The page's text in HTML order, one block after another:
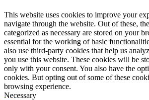
This website uses cookies to improve your
navigate through the website. Out of these,
categorized as necessary are stored on your
essential for the working of basic
also use third-party cookies that help us
you use this website. These cookies will be
only with your consent. You also have the
cookies. But opting out of some of these
browsing experience.
Necessary